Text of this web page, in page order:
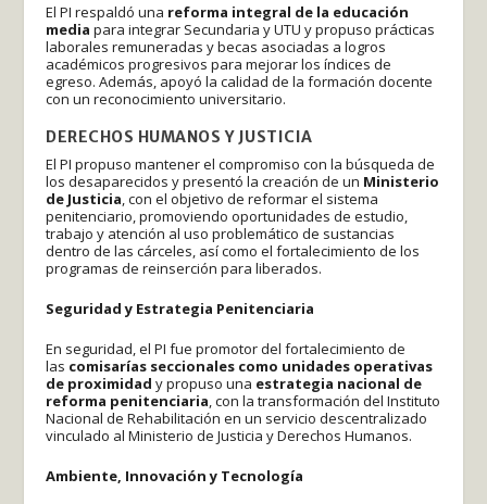
El PI respaldó una reforma integral de la educación
media para integrar Secundaria y UTU y propuso prácticas
laborales remuneradas y becas asociadas a logros
académicos progresivos para mejorar los índices de
egreso. Además, apoyó la calidad de la formación docente
con un reconocimiento universitario.
DERECHOS HUMANOS Y JUSTICIA
El PI propuso mantener el compromiso con la búsqueda de
los desaparecidos y presentó la creación de un Ministerio
de Justicia, con el objetivo de reformar el sistema
penitenciario, promoviendo oportunidades de estudio,
trabajo y atención al uso problemático de sustancias
dentro de las cárceles, así como el fortalecimiento de los
programas de reinserción para liberados.
Seguridad y Estrategia Penitenciaria
En seguridad, el PI fue promotor del fortalecimiento de
las comisarías seccionales como unidades operativas
de proximidad y propuso una estrategia nacional de
reforma penitenciaria, con la transformación del Instituto
Nacional de Rehabilitación en un servicio descentralizado
vinculado al Ministerio de Justicia y Derechos Humanos.
Ambiente, Innovación y Tecnología